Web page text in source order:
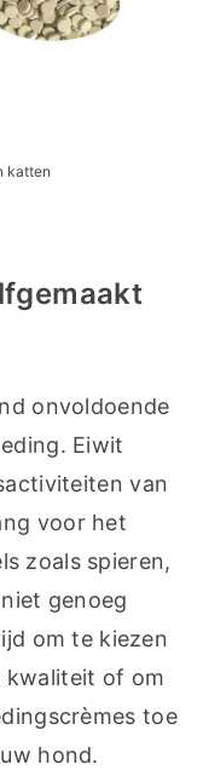
katten
onvoldoende
Eiwit
van
voor het
zoals spieren,
genoeg
om te kiezen
kwaliteit of om
toe
hond.